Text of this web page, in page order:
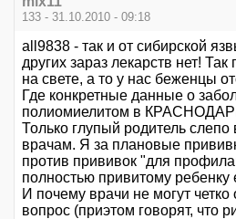
133 - 31.10.2010 - 09:18
all9838 - так и от сибирской
других зараз лекарств нет!
на свете, а то у нас беженцы
Где конкретные данные о
полиомиелитом в
Только глупый родитель
врачам. Я за плановые
против прививок "для
полностью привитому
И почему врачи не могут четко
вопрос (приэтом говорят, что